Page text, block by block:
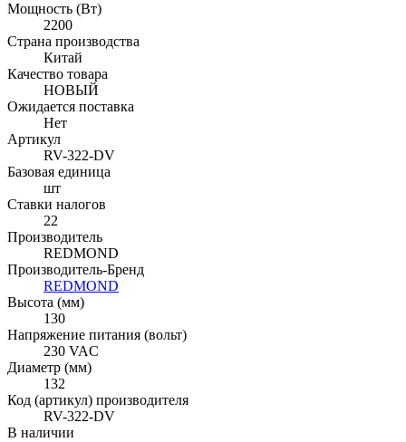
Мощность (Вт)
2200
Страна производства
Китай
Качество товара
НОВЫЙ
Ожидается поставка
Нет
Артикул
RV-322-DV
Базовая единица
шт
Ставки налогов
22
Производитель
REDMOND
Производитель-Бренд
REDMOND
Высота (мм)
130
Напряжение питания (вольт)
230 VAC
Диаметр (мм)
132
Код (артикул) производителя
RV-322-DV
В наличии